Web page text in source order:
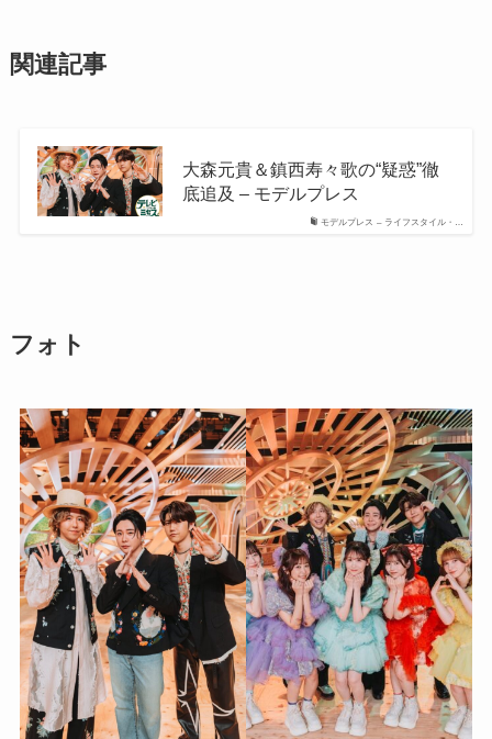
関連記事
モデルプレス – ライフスタイル・…
大森元貴＆鎮西寿々歌の“疑惑”徹
底追及 – モデルプレス
フォト